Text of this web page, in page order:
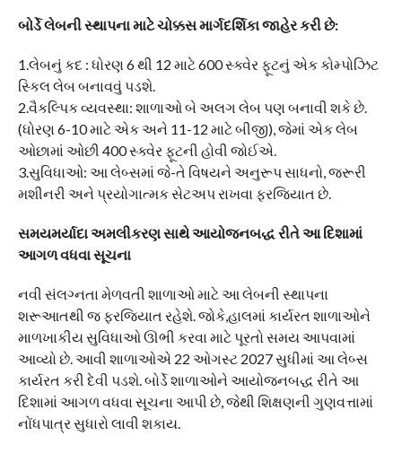
બોર્ડે લેબની સ્થાપના માટે ચોક્કસ માર્ગદર્શિકા જાહેર કરી છે:
1.લેબનું કદ : ધોરણ 6 થી 12 માટે 600 સ્ક્વેર ફૂટનું એક કોમ્પોઝિટ
સ્કિલ લેબ બનાવવું પડશે.
2.વૈકલ્પિક વ્યવસ્થા: શાળાઓ બે અલગ લેબ પણ બનાવી શકે છે.
(ધોરણ 6-10 માટે એક અને 11-12 માટે બીજી), જેમાં એક લેબ
ઓછામાં ઓછી 400 સ્ક્વેર ફૂટની હોવી જોઈએ.
3.સુવિધાઓ: આ લેબ્સમાં જે-તે વિષયને અનુરૂપ સાધનો, જરૂરી
મશીનરી અને પ્રયોગાત્મક સેટઅપ રાખવા ફરજિયાત છે.
સમયમર્યાદા અમલીકરણ સાથે આયોજનબદ્ધ રીતે આ દિશામાં
આગળ વધવા સૂચના
નવી સંલગ્નતા મેળવતી શાળાઓ માટે આ લેબની સ્થાપના
શરૂઆતથી જ ફરજિયાત રહેશે. જોકે,હાલમાં કાર્યરત શાળાઓને
માળખાકીય સુવિધાઓ ઊભી કરવા માટે પૂરતો સમય આપવામાં
આવ્યો છે. આવી શાળાઓએ 22 ઓગસ્ટ 2027 સુધીમાં આ લેબ્સ
કાર્યરત કરી દેવી પડશે. બોર્ડે શાળાઓને આયોજનબદ્ધ રીતે આ
દિશામાં આગળ વધવા સૂચના આપી છે, જેથી શિક્ષણની ગુણવત્તામાં
નોંધપાત્ર સુધારો લાવી શકાય.